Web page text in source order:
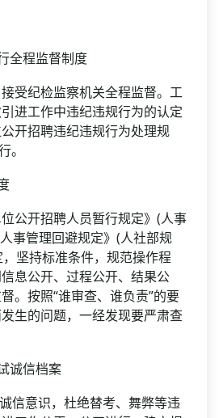
程监督制度
纪检监察机关全程监督。工
进工作中违纪违规行为的认定
开招聘违纪违规行为处理规
。
开招聘人员暂行规定》(人事
事管理回避规定》(人社部规
坚持标准条件，规范操作程
息公开、过程公开、结果公
。按照“谁审查、谁负责”的要
生的问题，一经发现要严肃查
信档案
意识，杜绝替考、舞弊等违